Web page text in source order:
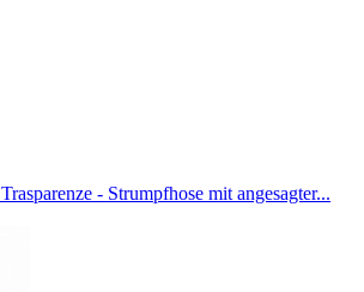
Trasparenze - Strumpfhose mit angesagter...